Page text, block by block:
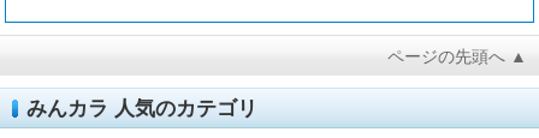
ページの先頭へ ▲
みんカラ 人気のカテゴリ